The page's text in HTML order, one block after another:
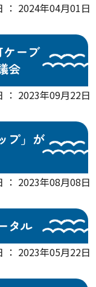
： 2024年04月01日
ーブ
会
： 2023年09月22日
プ」が
： 2023年08月08日
タル
： 2023年05月22日